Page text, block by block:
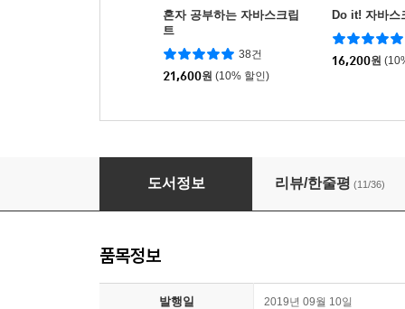
혼자 공부하는 자바스크립
트
38건
21,600원 (10% 할인)
Do it! 자바스
16,200원
코어 자바스크립트
도서정보 리뷰/한줄평 (11/36)
품목정보
발행일 2019년 09월 10일